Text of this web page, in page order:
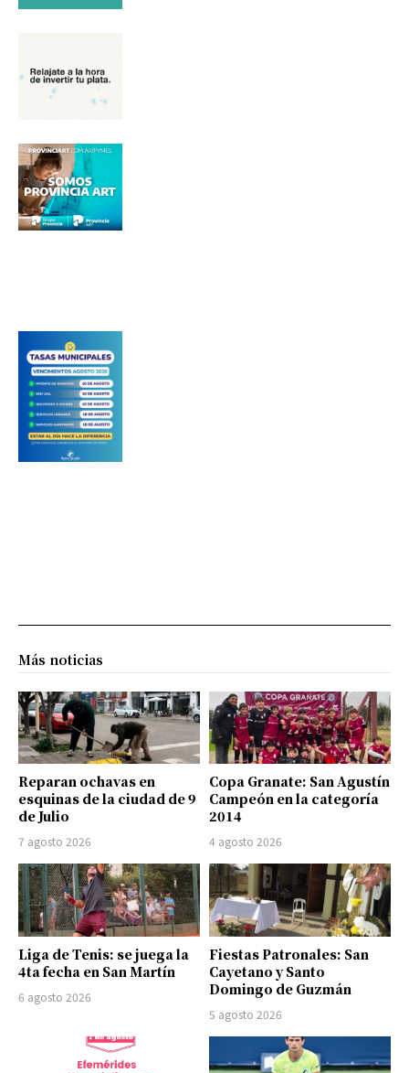
Número de teléfono
Más noticias
Reparan ochavas en
esquinas de la ciudad de 9
de Julio
7 agosto 2026
Copa Granate: San Agustín
Campeón en la categoría
2014
4 agosto 2026
Liga de Tenis: se juega la
4ta fecha en San Martín
6 agosto 2026
Fiestas Patronales: San
Cayetano y Santo
Domingo de Guzmán
5 agosto 2026